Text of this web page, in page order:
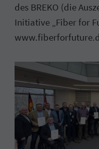
des BREKO (die
Initiative „Fiber for